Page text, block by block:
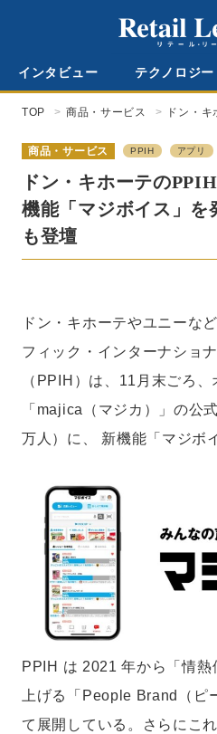
インタビュー テクノロジー
TOP 商品・サービス
ドン・
鯉も登壇
商品・サービス PPIH アプリ
ドン・キホーテの
機能「マジボイス」を
も登壇
ドン・キホーテやユニーな
フィック・インターナショ
（PPIH）は、11月末ごろ
「majica（マジカ）」の公
万人）に、 新機能「マジボ
PPIH は 2021 年から「情熱
上げる「People Brand（ピ
て展開している。さらにこ